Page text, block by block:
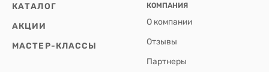
КАТАЛОГ
АКЦИИ
МАСТЕР-КЛАССЫ
КОМПАНИЯ
О компании
Отзывы
Партнеры